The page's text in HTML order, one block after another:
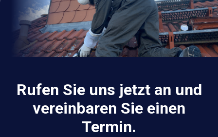
Rufen Sie uns jetzt an und
vereinbaren Sie einen
Termin.